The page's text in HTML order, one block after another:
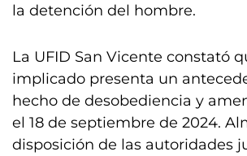
la detención del hombre.
La UFID San Vicente constató
implicado presenta un
hecho de desobediencia y
el 18 de septiembre de 2024.
disposición de las autoridades